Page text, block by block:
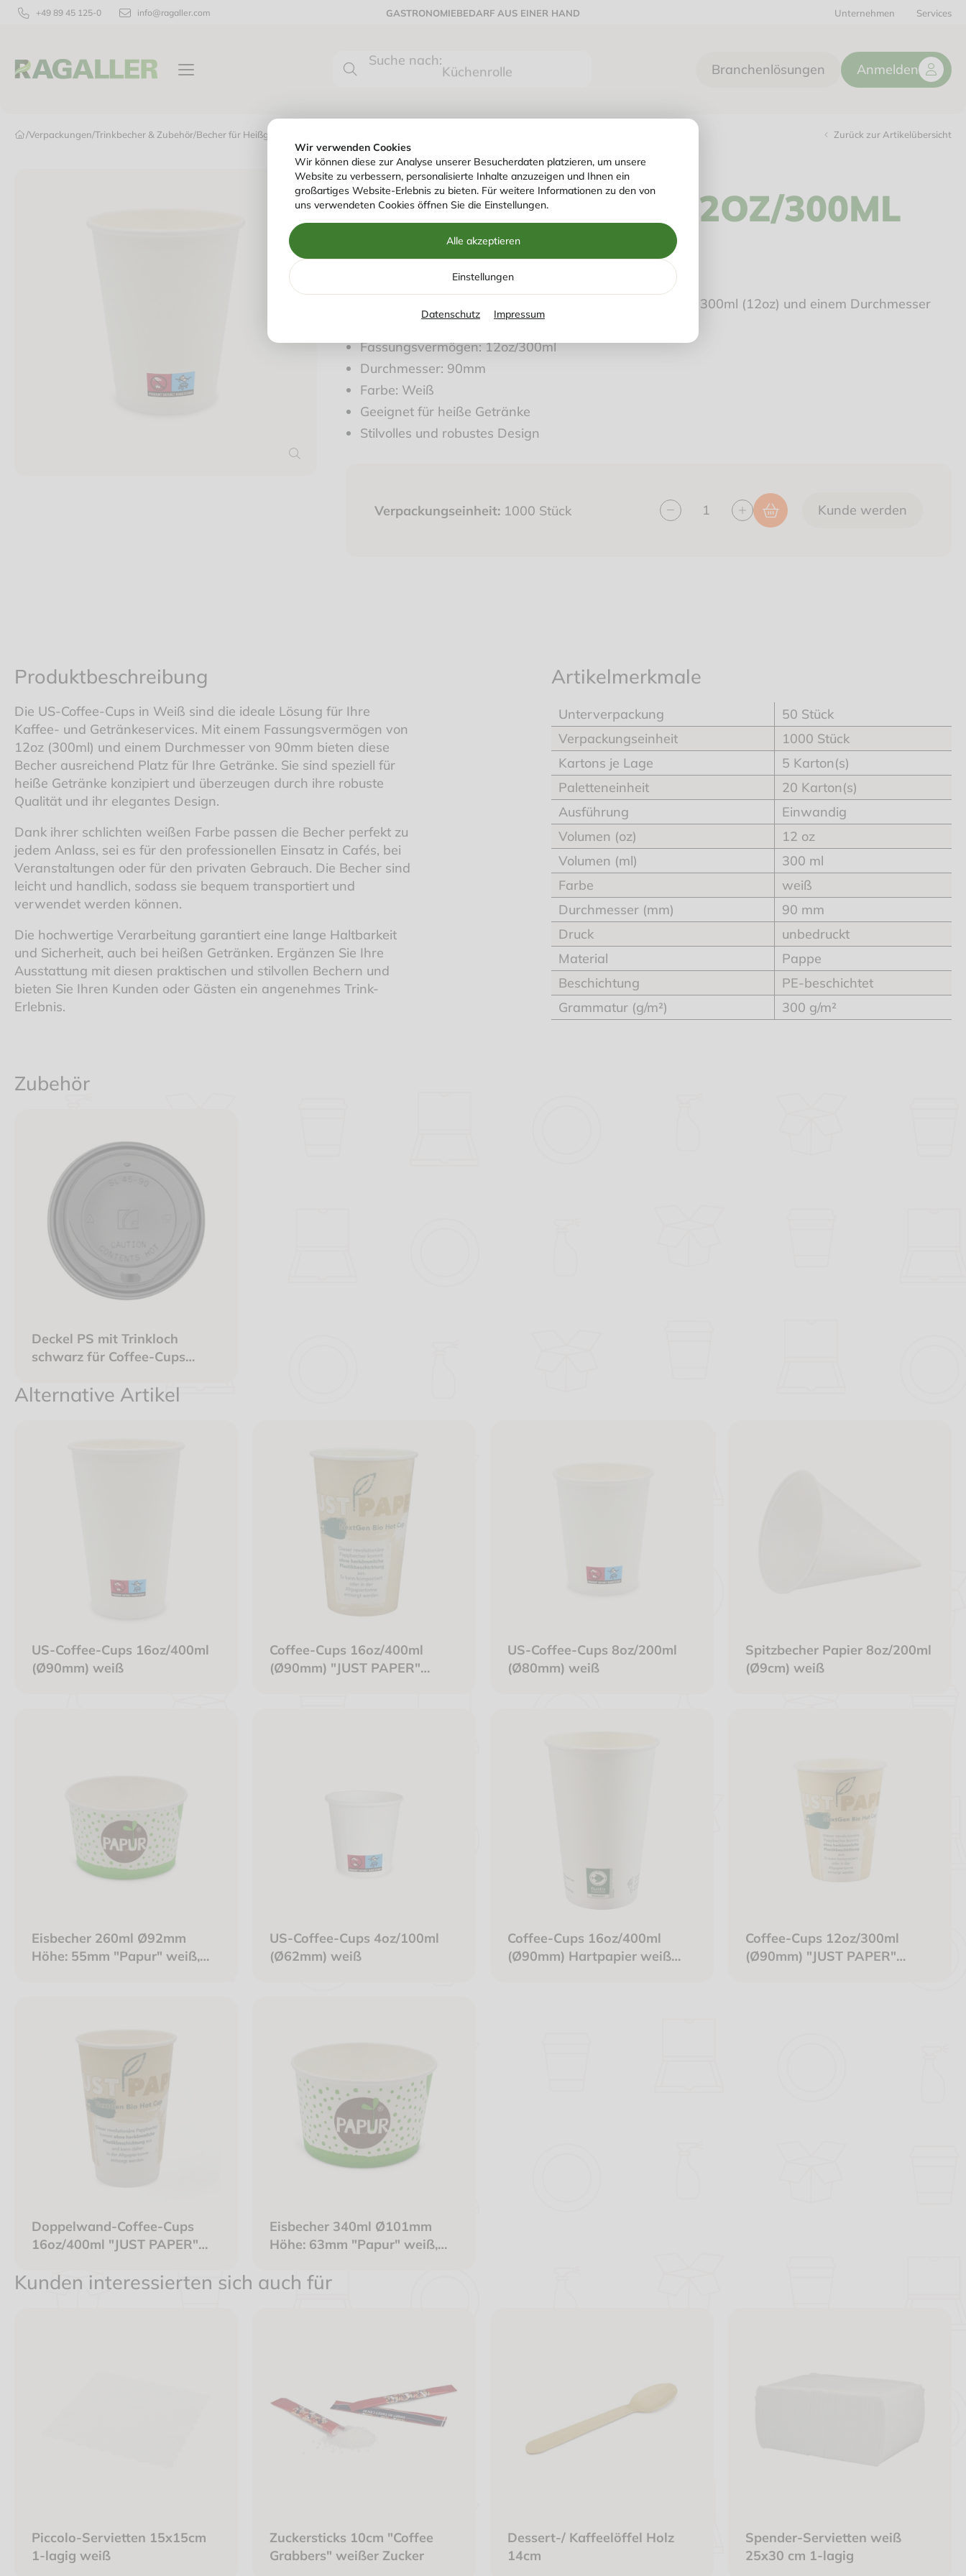
Wir verwenden Cookies
Wir können diese zur Analyse unserer Besucherdaten platzieren, um unsere
Website zu verbessern, personalisierte Inhalte anzuzeigen und Ihnen ein
großartiges Website-Erlebnis zu bieten. Für weitere Informationen zu den von
uns verwendeten Cookies öffnen Sie die Einstellungen.
Alle akzeptieren
Einstellungen
Datenschutz Impressum
+49 89 45 125-0 info@ragaller.com GASTRONOMIEBEDARF AUS EINER HAND Unternehmen Services
Suche nach:
Küchenrolle Branchenlösungen Anmelden
/Verpackungen/Trinkbecher & Zubehör/Becher für Heißgetränke Zurück zur Artikelübersicht
Art. Nr.220344
US-COFFEE-CUPS 12OZ/300ML
(Ø90MM) WEISS
Weiße US-Coffee-Cups mit einem Fassungsvermögen von 300ml (12oz) und einem Durchmesser
von 90mm. Ideal für Heißgetränke wie Kaffee oder Tee.
Fassungsvermögen: 12oz/300ml
Durchmesser: 90mm
Farbe: Weiß
Geeignet für heiße Getränke
Stilvolles und robustes Design
Verpackungseinheit: 1000 Stück Kunde werden
Produktbeschreibung
Die US-Coffee-Cups in Weiß sind die ideale Lösung für Ihre
Kaffee- und Getränkeservices. Mit einem Fassungsvermögen von
12oz (300ml) und einem Durchmesser von 90mm bieten diese
Becher ausreichend Platz für Ihre Getränke. Sie sind speziell für
heiße Getränke konzipiert und überzeugen durch ihre robuste
Qualität und ihr elegantes Design.
Dank ihrer schlichten weißen Farbe passen die Becher perfekt zu
jedem Anlass, sei es für den professionellen Einsatz in Cafés, bei
Veranstaltungen oder für den privaten Gebrauch. Die Becher sind
leicht und handlich, sodass sie bequem transportiert und
verwendet werden können.
Die hochwertige Verarbeitung garantiert eine lange Haltbarkeit
und Sicherheit, auch bei heißen Getränken. Ergänzen Sie Ihre
Ausstattung mit diesen praktischen und stilvollen Bechern und
bieten Sie Ihren Kunden oder Gästen ein angenehmes Trink-
Erlebnis.
Artikelmerkmale
Unterverpackung
50 Stück
Verpackungseinheit
1000 Stück
Kartons je Lage
5 Karton(s)
Paletteneinheit
20 Karton(s)
Ausführung
Einwandig
Volumen (oz)
12 oz
Volumen (ml)
300 ml
Farbe
weiß
Durchmesser (mm)
90 mm
Druck
unbedruckt
Material
Pappe
Beschichtung
PE-beschichtet
Grammatur (g/m²)
300 g/m²
Zubehör
Deckel PS mit Trinkloch
schwarz für Coffee-Cups
Alternative Artikel
US-Coffee-Cups 16oz/400ml
(Ø90mm) weiß
Coffee-Cups 16oz/400ml
(Ø90mm) "JUST PAPER"
US-Coffee-Cups 8oz/200ml
(Ø80mm) weiß
Spitzbecher Papier 8oz/200ml
(Ø9cm) weiß
Eisbecher 260ml Ø92mm
Höhe: 55mm "Papur" weiß,
US-Coffee-Cups 4oz/100ml
(Ø62mm) weiß
Coffee-Cups 16oz/400ml
(Ø90mm) Hartpapier weiß
Coffee-Cups 12oz/300ml
(Ø90mm) "JUST PAPER"
Doppelwand-Coffee-Cups
16oz/400ml "JUST PAPER"
Eisbecher 340ml Ø101mm
Höhe: 63mm "Papur" weiß,
Kunden interessierten sich auch für
Piccolo-Servietten 15x15cm
1-lagig weiß
Zuckersticks 10cm "Coffee
Grabbers" weißer Zucker
Dessert-/ Kaffeelöffel Holz
14cm
Spender-Servietten weiß
25x30 cm 1-lagig